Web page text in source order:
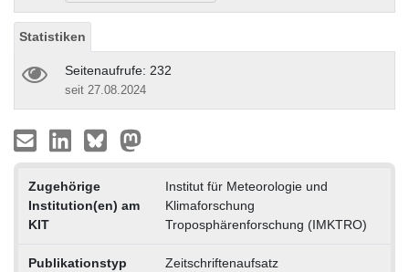
Statistiken
Seitenaufrufe: 232
seit 27.08.2024
Zugehörige
Institution(en) am
KIT
Institut für Meteorologie und
Klimaforschung
Troposphärenforschung (IMKTRO)
Publikationstyp Zeitschriftenaufsatz